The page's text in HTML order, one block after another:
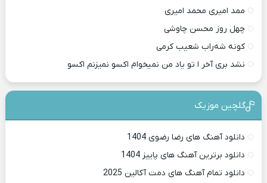
ممد امیری محمد امیری
چهل روز محسن چاوشی
کونه شه‌راب شعیب کرمی
نشد بری آخر ا تو یاد من نمیخوام اکسو نمیزنم اکسو
گلچین موزیک
دانلود آهنگ های رضا رضوی 1404
دانلود برترین آهنگ های پاییز 1404
دانلود تمام آهنگ های دمت آکالین 2025